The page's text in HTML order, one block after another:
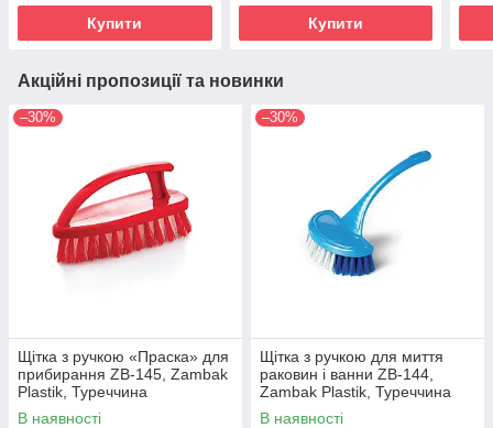
Купити Купити
Акційні пропозиції та новинки
–30%
Щітка з ручкою «Праска» для
прибирання ZB-145, Zambak
Plastik, Туреччина
В наявності
–30%
Щітка з ручкою для миття
раковин і ванни ZB-144,
Zambak Plastik, Туреччина
В наявності